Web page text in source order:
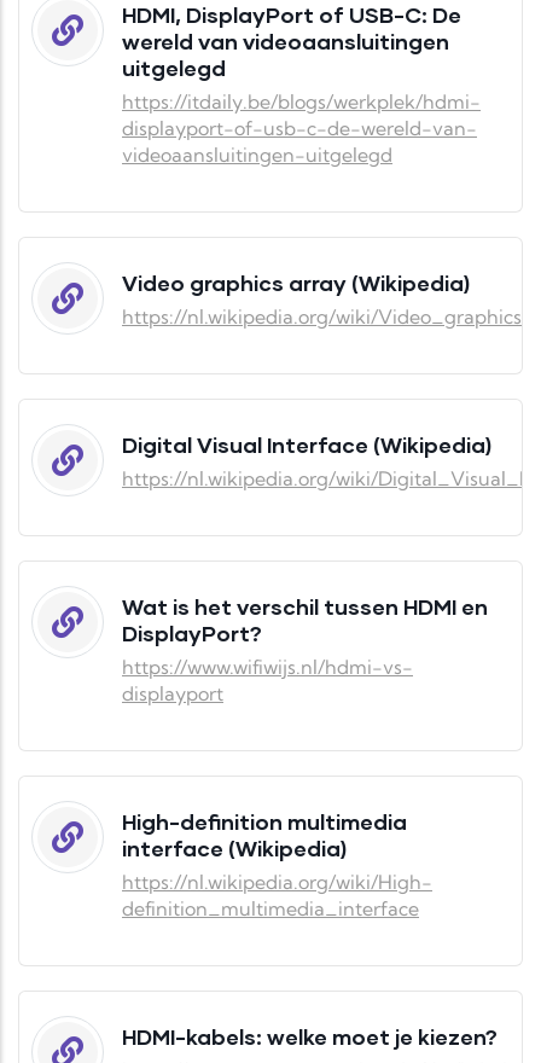
HDMI, DisplayPort of USB-C: De
wereld van videoaansluitingen
uitgelegd
https://itdaily.be/blogs/werkplek/hdmi-
displayport-of-usb-c-de-wereld-van-
videoaansluitingen-uitgelegd
Video graphics array (Wikipedia)
https://nl.wikipedia.org/wiki/
Digital Visual Interface (Wikipedia)
https://nl.wikipedia.org/wiki/
Wat is het verschil tussen HDMI en
DisplayPort?
https://www.wifiwijs.nl/hdmi-vs-
displayport
High-definition multimedia
interface (Wikipedia)
https://nl.wikipedia.org/wiki/High-
definition_multimedia_interface
HDMI-kabels: welke moet je kiezen?